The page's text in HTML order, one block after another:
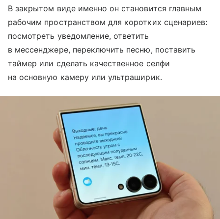
В закрытом виде именно он становится главным
рабочим пространством для коротких сценариев:
посмотреть уведомление, ответить
в мессенджере, переключить песню, поставить
таймер или сделать качественное селфи
на основную камеру или ультраширик.